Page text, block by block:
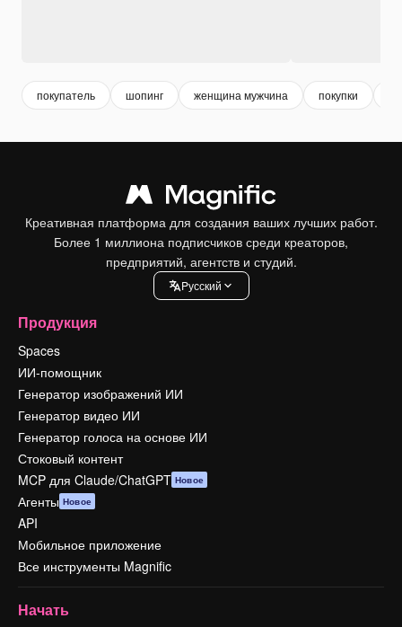
покупатель шопинг женщина мужчина покупки
Креативная платформа для создания ваших лучших работ.
Более 1 миллиона подписчиков среди креаторов,
предприятий, агентств и студий.
Pусский
Продукция
Spaces
ИИ-помощник
Генератор изображений ИИ
Генератор видео ИИ
Генератор голоса на основе ИИ
Стоковый контент
MCP для Claude/ChatGPT Новое
Агенты Новое
API
Мобильное приложение
Все инструменты Magnific
Начать